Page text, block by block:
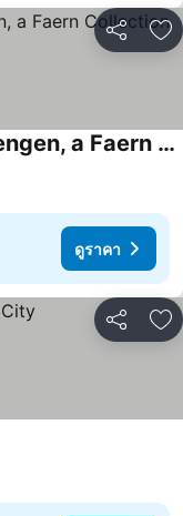
แชร์ เ
Hotel Victoria Lauberhorn Wengen, a Faern Collection Hotel
ดูราคา
แชร์ เ